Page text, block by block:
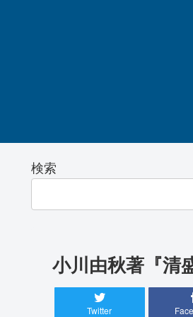
検索
小川由秋著『清
Twitter